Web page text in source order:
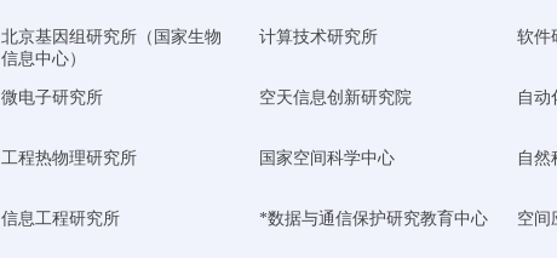
北京基因组研究所（国家生物
信息中心）
计算技术研究所 软件
微电子研究所 空天信息创新研究院 自动
工程热物理研究所 国家空间科学中心 自然
信息工程研究所 *数据与通信保护研究教育中心 空间